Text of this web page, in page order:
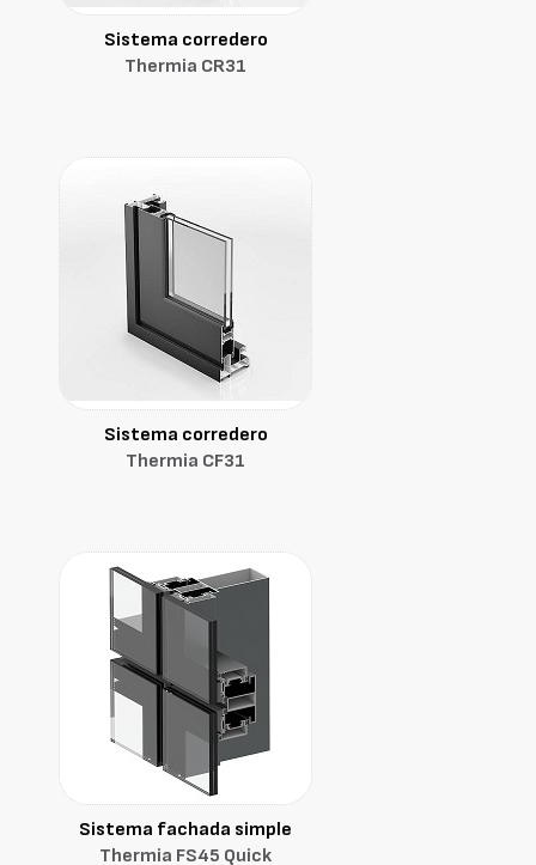
Sistema corredero
Thermia CR31
Sistema corredero
Thermia CF31
Sistema fachada simple
Thermia FS45 Quick